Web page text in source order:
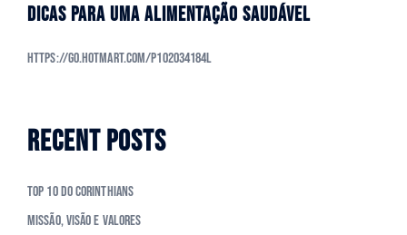
DICAS PARA UMA ALIMENTAÇÃO SAUDÁVEL
https://go.hotmart.com/P102034184L
RECENT POSTS
Top 10 do Corinthians
Missão, Visão e Valores